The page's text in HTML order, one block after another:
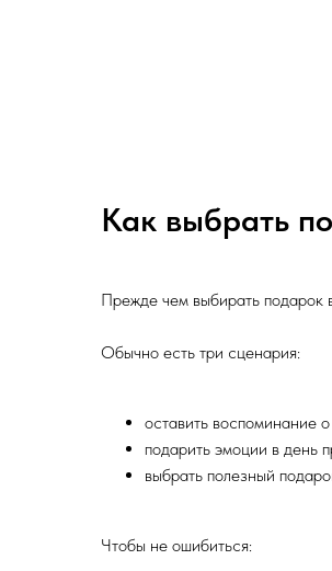
Как выбрать
Прежде чем выбирать подарок
Обычно есть три сценария:
оставить воспоминание
подарить эмоции в день
выбрать полезный
Чтобы не ошибиться: